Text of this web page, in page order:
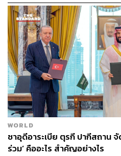
นักเดินทางส่วนใหญ่ คิดว่าการ
ใจไปหนึ่งเปาะ แต่ในความเป็น
มีข้อยกเว้นเกี่ยวกับเหตุสงครา
ดังนั้น ก่อนซื้อหรือก่อนเดินทางค
ละเอียดล่วงหน้าจะช่วยลดควา
ขึ้นโดยไม่คาดคิด โดยเฉพาะปร
ไม่สงบทางการเมือง การปิดน่า
แต่ไม่ว่าจะรับเคลมหรือไม่รับเ
เดินทางในช่วงนี้คือเก็บใบเสร็จ
พลาดทุกสิทธิ์จากกรมธรรม์
WORLD
ซาอุดีอาระเบีย ตุรกี ปากีสถาน
ร่วม’ คืออะไร สำคัญอย่างไร